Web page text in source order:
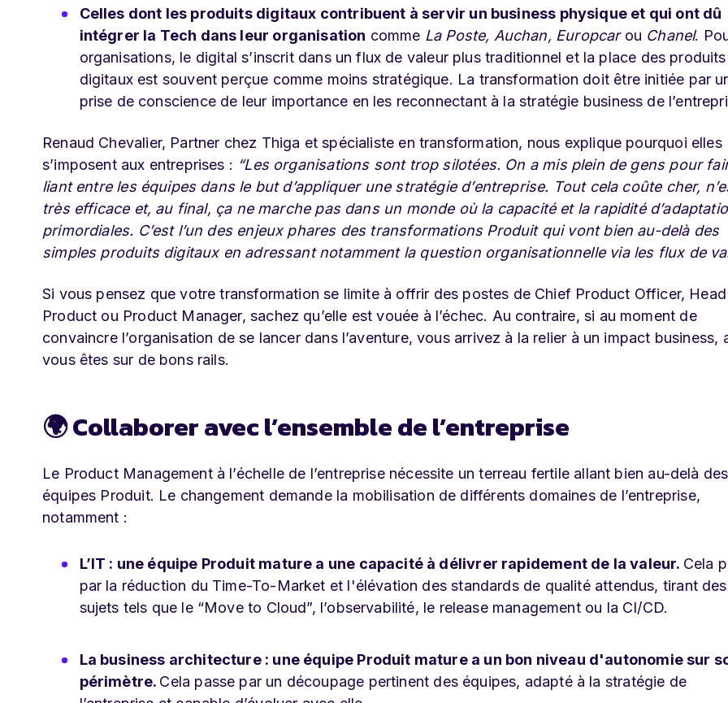
Celles dont les produits digitaux contribuent à servir un business physique et qui ont dû
intégrer la Tech dans leur organisation comme La Poste, Auchan, Europcarou Chanel.
organisations, le digital s’inscrit dans un flux de valeur plus traditionnel et la place des produits
digitaux est souvent perçue comme moins stratégique. La transformation doit être initiée par
prise de conscience de leur importance en les reconnectant à la stratégie business de
Renaud Chevalier, Partner chez Thiga et spécialiste en transformation, nous explique pourquoi elles
s’imposent aux entreprises : “Les organisations sont trop silotées. On a mis plein de gens pour
liant entre les équipes dans le but d’appliquer une stratégie d’entreprise. Tout cela coûte cher,
très efficace et, au final, ça ne marche pas dans un monde où la capacité et la rapidité
primordiales. C’est l’un des enjeux phares des transformations Produit qui vont bien au-delà des
simples produits digitaux en adressant notamment la question organisationnelle via les flux de
Si vous pensez que votre transformation se limite à offrir des postes de Chief Product Officer,
Product ou Product Manager, sachez qu’elle est vouée à l’échec. Au contraire, si au moment de
convaincre l’organisation de se lancer dans l’aventure, vous arrivez à la relier à un impact business,
vous êtes sur de bons rails.
🌍 Collaborer avec l’ensemble de l’entreprise
Le Product Management à l’échelle de l’entreprise nécessite un terreau fertile allant bien au-delà des
équipes Produit. Le changement demande la mobilisation de différents domaines de l’entreprise,
notamment :
L’IT : une équipe Produit mature a une capacité à délivrer rapidement de la valeur. Cela
par la réduction du Time-To-Market et l'élévation des standards de qualité attendus, tirant des
sujets tels que le “Move to Cloud”, l’observabilité, le release management ou la CI/CD.
La business architecture : une équipe Produit mature a un bon niveau d'autonomie sur
périmètre. Cela passe par un découpage pertinent des équipes, adapté à la stratégie de